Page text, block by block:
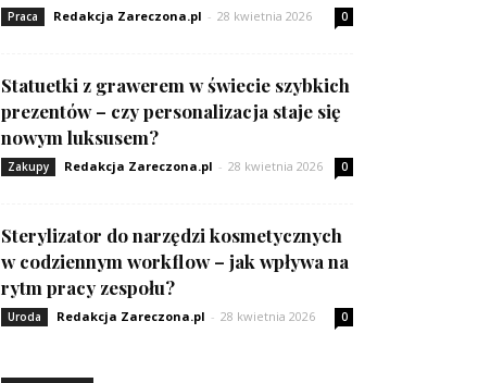
Praca Redakcja Zareczona.pl - 28 kwietnia 2026 0
Statuetki z grawerem w świecie szybkich
prezentów – czy personalizacja staje się
nowym luksusem?
Zakupy Redakcja Zareczona.pl - 28 kwietnia 2026 0
Sterylizator do narzędzi kosmetycznych
w codziennym workflow – jak wpływa na
rytm pracy zespołu?
Uroda Redakcja Zareczona.pl - 28 kwietnia 2026 0